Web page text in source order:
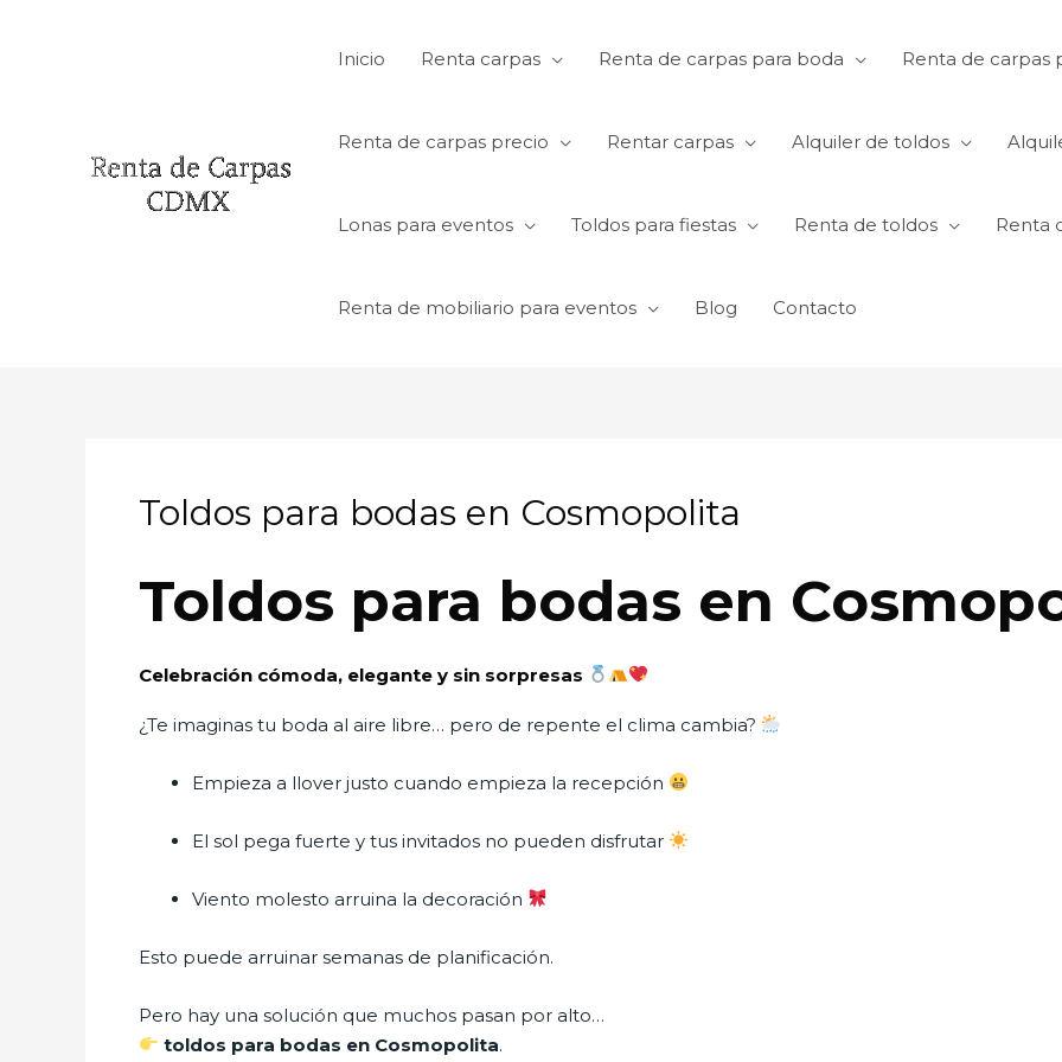
Inicio Renta carpas Renta de carpas para boda Renta de carpas
Renta de carpas precio Rentar carpas Alquiler de toldos
Lonas para eventos Toldos para fiestas Renta de toldos Renta
Renta de mobiliario para eventos Blog Contacto
Toldos para bodas en Cosmopolita
Toldos para bodas en
Celebración cómoda, elegante y sin sorpresas
¿Te imaginas tu boda al aire libre… pero de repente el clima cambia?
Empieza a llover justo cuando empieza la recepción
El sol pega fuerte y tus invitados no pueden disfrutar
Viento molesto arruina la decoración
Esto puede arruinar semanas de planificación.
Pero hay una solución que muchos pasan por alto…
toldos para bodas en Cosmopolita.